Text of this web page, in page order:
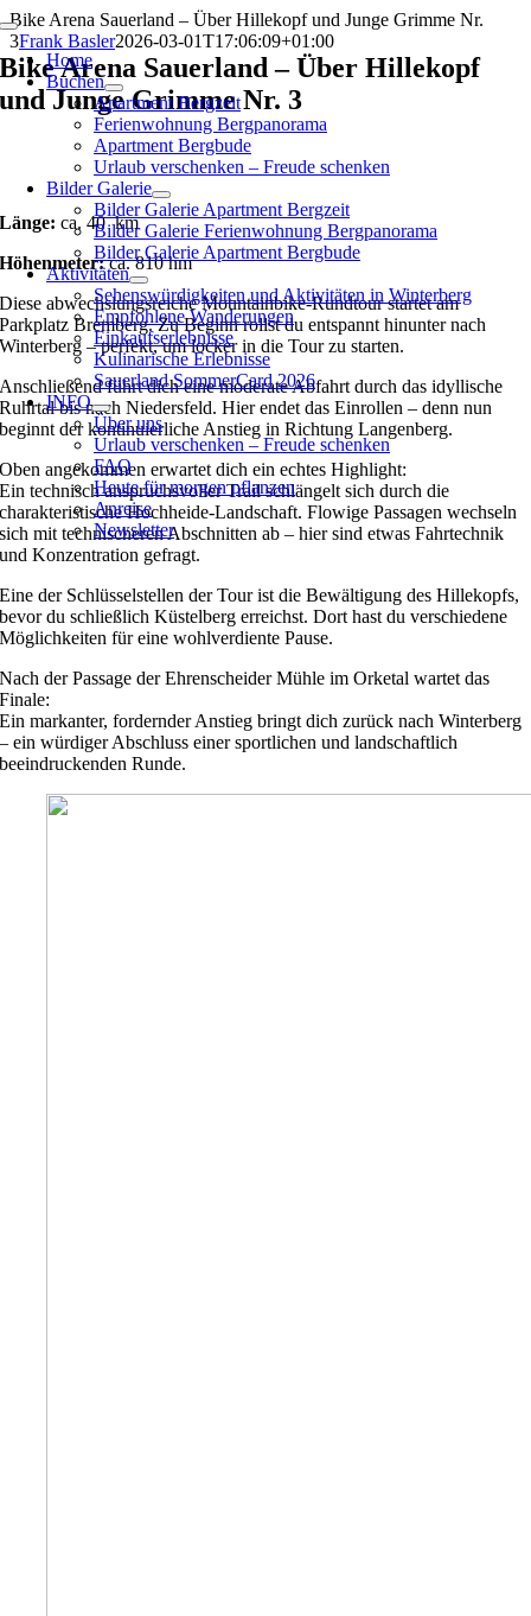
Zum
Inhalt
springen
Toggle
Navigation
Home
Buchen
Apartment Bergzeit
Ferienwohnung Bergpanorama
Apartment Bergbude
Urlaub verschenken – Freude schenken
Bilder Galerie
Bilder Galerie Apartment Bergzeit
Bilder Galerie Ferienwohnung Bergpanorama
Bilder Galerie Apartment Bergbude
Aktivitäten
Sehenswürdigkeiten und Aktivitäten in Winterberg
Empfohlene Wanderungen
Einkaufserlebnisse
Kulinarische Erlebnisse
Sauerland SommerCard 2026
INFO
Über uns
Urlaub verschenken – Freude schenken
FAQ
Heute für morgen pflanzen
Anreise
Newsletter
Bike Arena Sauerland – Über Hillekopf und Junge Grimme Nr.
3Frank Basler2026-03-01T17:06:09+01:00
Bike Arena Sauerland – Über Hillekopf
und Junge Grimme Nr. 3
Länge: ca. 40 km
Höhenmeter:ca. 810 hm
Diese abwechslungsreiche Mountainbike-Rundtour startet am
Parkplatz Bremberg. Zu Beginn rollst du entspannt hinunter nach
Winterberg – perfekt, um locker in die Tour zu starten.
Anschließend führt dich eine moderate Abfahrt durch das idyllische
Ruhrtal bis nachNiedersfeld. Hier endet das Einrollen – denn nun
beginnt der kontinuierliche Anstieg in RichtungLangenberg.
Oben angekommen erwartet dich ein echtes Highlight:
Ein technisch anspruchsvoller Trail schlängelt sich durch die
charakteristische Hochheide-Landschaft. Flowige Passagen wechseln
sich mit technischeren Abschnitten ab – hier sind etwas Fahrtechnik
und Konzentration gefragt.
Eine der Schlüsselstellen der Tour ist die Bewältigung des Hillekopfs,
bevor du schließlichKüstelberg erreichst. Dort hast du verschiedene
Möglichkeiten für eine wohlverdiente Pause.
Nach der Passage der Ehrenscheider Mühle im Orketal wartet das
Finale:
Ein markanter, fordernder Anstieg bringt dich zurück nach Winterberg
– ein würdiger Abschluss einer sportlichen und landschaftlich
beeindruckenden Runde.